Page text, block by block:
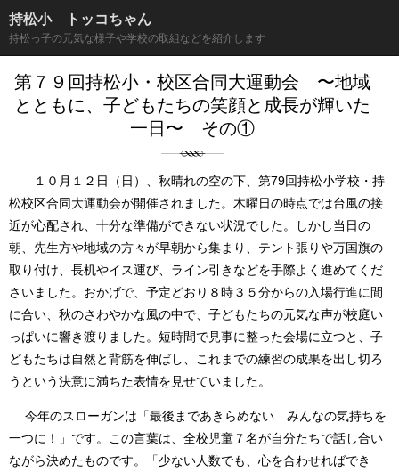
持松小 トッコちゃん
持松っ子の元気な様子や学校の取組などを紹介します
第７９回持松小・校区合同大運動会 〜地域
とともに、子どもたちの笑顔と成長が輝いた
一日〜 その①
１０月１２日（日）、秋晴れの空の下、第79回持松小学校・持
松校区合同大運動会が開催されました。木曜日の時点では台風の接
近が心配され、十分な準備ができない状況でした。しかし当日の
朝、先生方や地域の方々が早朝から集まり、テント張りや万国旗の
取り付け、長机やイス運び、ライン引きなどを手際よく進めてくだ
さいました。おかげで、予定どおり８時３５分からの入場行進に間
に合い、秋のさわやかな風の中で、子どもたちの元気な声が校庭い
っぱいに響き渡りました。短時間で見事に整った会場に立つと、子
どもたちは自然と背筋を伸ばし、これまでの練習の成果を出し切ろ
うという決意に満ちた表情を見せていました。
今年のスローガンは「最後まであきらめない みんなの気持ちを
一つに！」です。この言葉は、全校児童７名が自分たちで話し合い
ながら決めたものです。「少ない人数でも、心を合わせればでき